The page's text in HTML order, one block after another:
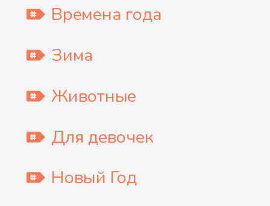
Времена года
Зима
Животные
Для девочек
Новый Год